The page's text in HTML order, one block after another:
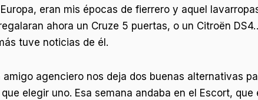
eran mis épocas de fierrero y aquel
ahora un Cruze 5 puertas, o un Citroën
tuve noticias de él.
agenciero nos deja dos buenas alternativas
elegir uno. Esa semana andaba en el Escort,